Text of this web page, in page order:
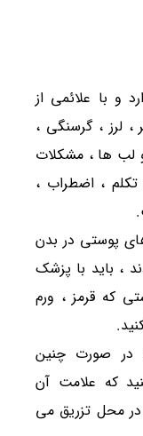
و با علائمی از
لرز ، گرسنگی ،
لب ها ، مشکلات
، اضطراب ،
پوستی در بدن
، باید با پزشک
که قرمز ، ورم
در صورت چنین
که علامت آن
محل تزریق می